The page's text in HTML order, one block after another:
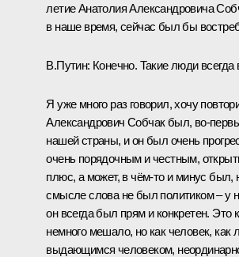
летие Анатолия Александровича
в наше время, сейчас был бы
В.Путин: Конечно. Такие люди всегда
Я уже много раз говорил, хочу
Александрович Собчак был,
нашей страны, и он был очень
очень порядочным и честным,
плюс, а может, в чём‑то и минус был,
смысле слова не был политиком – у
он всегда был прям и конкретен. Это
немного мешало, но как человек, как
выдающимся человеком,